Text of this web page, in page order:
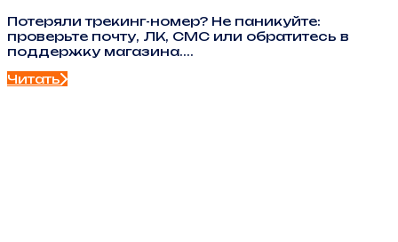
Потеряли трекинг-номер? Не паникуйте:
проверьте почту, ЛК, СМС или обратитесь в
поддержку магазина....
Читать